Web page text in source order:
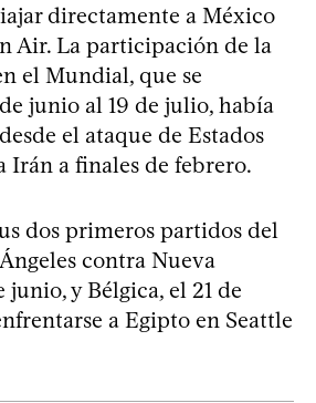
directamente a México
Air. La participación de la
el Mundial, que se
junio al 19 de julio, había
el ataque de Estados
Irán a finales de febrero.
dos primeros partidos del
contra Nueva
junio, y Bélgica, el 21 de
a Egipto en Seattle